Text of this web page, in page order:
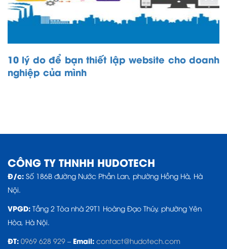
10 lý do để bạn thiết lập website cho doanh
nghiệp của mình
CÔNG TY THNHH HUDOTECH
Đ/c: Số 186B đường Nước Phần Lan, phường Hồng Hà, Hà
Nội.
VPGD: Tầng 2 Tòa nhà 29T1 Hoàng Đạo Thúy, phường Yên
Hòa, Hà Nội.
ĐT: 0969 628 929 – Email: contact@hudotech.com